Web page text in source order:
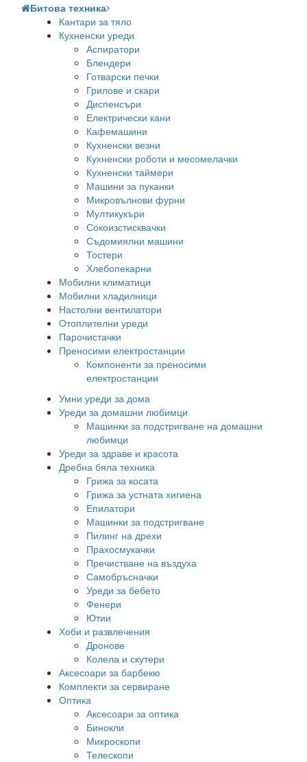
Битова техника
Кантари за тяло
Кухненски уреди
Аспиратори
Блендери
Готварски печки
Грилове и скари
Диспенсъри
Електрически кани
Кафемашини
Кухненски везни
Кухненски роботи и месомелачки
Кухненски таймери
Машини за пуканки
Микровълнови фурни
Мултикукъри
Сокоизстисквачки
Съдомиялни машини
Тостери
Хлебопекарни
Мобилни климатици
Мобилни хладилници
Настолни вентилатори
Отоплителни уреди
Парочистачки
Преносими електростанции
Компоненти за преносими
електростанции
Умни уреди за дома
Уреди за домашни любимци
Машинки за подстригване на домашни
любимци
Уреди за здраве и красота
Дребна бяла техника
Грижа за косата
Грижа за устната хигиена
Епилатори
Машинки за подстригване
Пилинг на дрехи
Прахосмукачки
Пречистване на въздуха
Самобръсначки
Уреди за бебето
Фенери
Ютии
Хоби и развлечения
Дронове
Колела и скутери
Аксесоари за барбекю
Комплекти за сервиране
Оптика
Аксесоари за оптика
Бинокли
Микроскопи
Телескопи